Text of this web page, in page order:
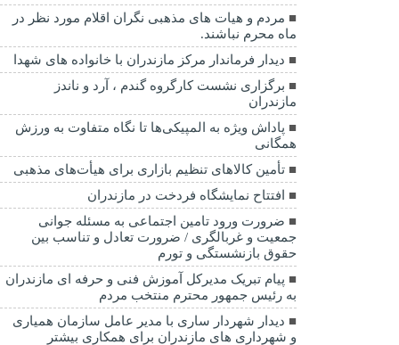
مردم و هیات های مذهبی نگران اقلام مورد نظر در
ماه محرم نباشند.
دیدار فرماندار مرکز مازندران با خانواده های شهدا
برگزاری نشست کارگروه گندم ، آرد و ناندز
مازندران
پاداش ویژه به المپیکی‌ها تا نگاه متفاوت به ورزش
همگانی
تأمین کالاهای تنظیم بازاری برای هیأت‌های مذهبی
افتتاح نمایشگاه فردخت در مازندران
ضرورت ورود تامین اجتماعی به مسئله جوانی
جمعیت و غربالگری / ضرورت تعادل و تناسب بین
حقوق بازنشستگی و تورم
پیام تبریک مدیرکل آموزش فنی و حرفه ای مازندران
به رئیس جمهور محترم منتخب مردم
دیدار شهردار ساری با مدیر عامل سازمان همیاری
و شهرداری های مازندران برای همکاری بیشتر